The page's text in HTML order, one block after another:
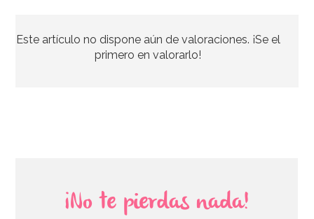
1,95€
Este artículo no dispone aún de valoraciones. ¡Se el
primero en valorarlo!
¡No te pierdas nada!